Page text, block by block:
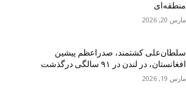
منطقه‌ای
مارس 20, 2026
سلطان‌علی کشتمند، صدراعظم پیشین
افغانستان، در لندن در ۹۱ سالگی درگذشت
مارس 19, 2026